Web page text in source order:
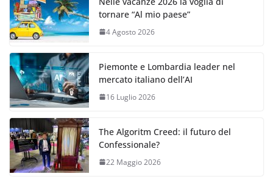
tornare “Al mio paese”
4 Agosto 2026
Piemonte e Lombardia leader nel
mercato italiano dell’AI
16 Luglio 2026
The Algoritm Creed: il futuro del
Confessionale?
22 Maggio 2026